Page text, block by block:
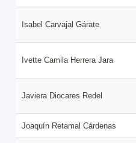
Isabel Carvajal Gárate
Ivette Camila Herrera Jara
Javiera Diocares Redel
Joaquín Retamal Cárdenas